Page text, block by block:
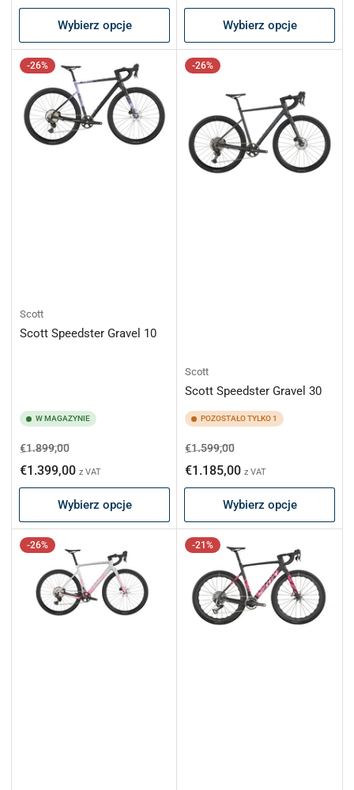
Wybierz opcje Wybierz opcje
-26%
Scott
Scott Speedster Gravel 10
W MAGAZYNIE
Cena
regularna
€1.899,00Cena
promocyjna
€1.399,00 z VAT
Wybierz opcje
-26%
Scott
Scott Speedster Gravel 30
POZOSTAŁO TYLKO 1
Cena
regularna
€1.599,00Cena
promocyjna
€1.185,00 z VAT
Wybierz opcje
-26% -21%